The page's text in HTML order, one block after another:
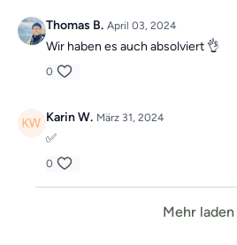
Thomas B. April 03, 2024
Wir haben es auch absolviert 👌
0
Karin W. März 31, 2024
✅️
0
Mehr laden